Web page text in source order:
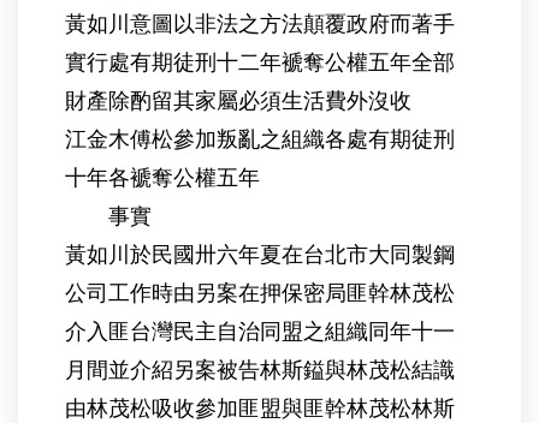
黃如川意圖以非法之方法顛覆政府而著手
實行處有期徒刑十二年褫奪公權五年全部
財產除酌留其家屬必須生活費外沒收
江金木傅松參加叛亂之組織各處有期徒刑
十年各褫奪公權五年
事實
黃如川於民國卅六年夏在台北市大同製鋼
公司工作時由另案在押保密局匪幹林茂松
介入匪台灣民主自治同盟之組織同年十一
月間並介紹另案被告林斯鎰與林茂松結識
由林茂松吸收參加匪盟與匪幹林茂松林斯